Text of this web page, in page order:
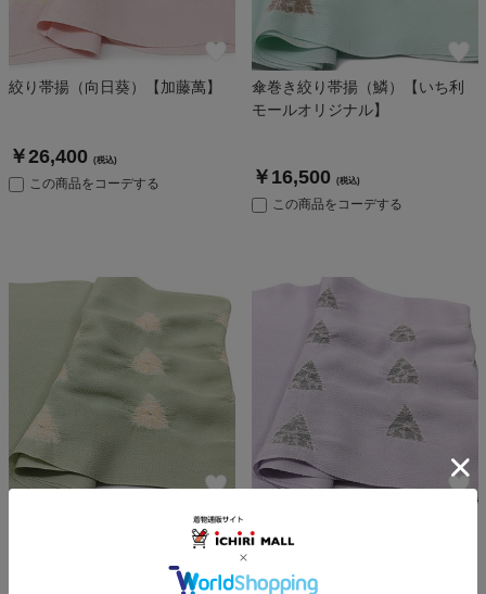
絞り帯揚（向日葵）【加藤萬】
￥26,400 (税込)
この商品をコーデする
傘巻き絞り帯揚（鱗）【いち利
モールオリジナル】
￥16,500 (税込)
この商品をコーデする
傘巻き絞り帯揚（鱗）【いち利
モールオリジナル】